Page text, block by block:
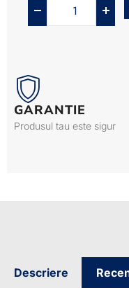
GARANTIE
Produsul tau este sigur
Descriere